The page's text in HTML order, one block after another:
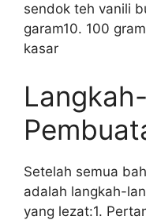
sendok teh vanili
garam10. 100
kasar
Setelah semua
adalah langkah-
yang lezat:1.